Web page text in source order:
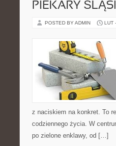
PIEKARY
POSTED BY ADMIN LUT
z naciskiem na konkret. To
codziennego życia. W
po zielone enklawy, od […]